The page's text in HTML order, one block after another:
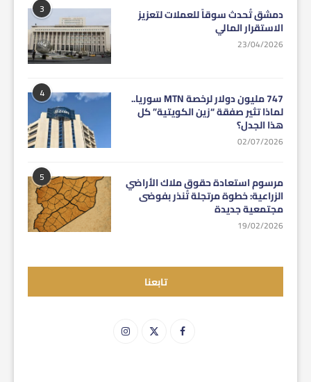
3 دمشق تُحدث سوقاً للعملات لتعزيز
الاستقرار المالي
23/04/2026
4 747 مليون دولار لرخصة MTN سوريا..
لماذا تثير صفقة “زين الكويتية” كل
هذا الجدل؟
02/07/2026
5 مرسوم استعادة حقوق ملاك الأراضي
الزراعية: خطوة مرتجلة تُنذر بفوضى
مجتمعية جديدة
19/02/2026
تابعنا